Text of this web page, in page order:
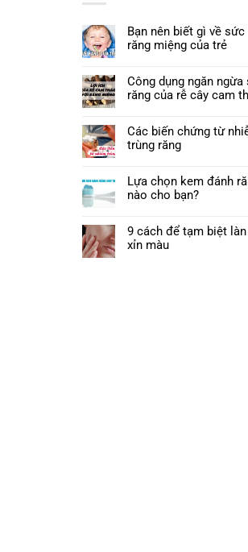
Bạn nên biết gì về
răng miệng của trẻ
Công dụng ngăn ngừa
răng của rễ cây cam
Các biến chứng từ
trùng răng
Lựa chọn kem đánh
nào cho bạn?
9 cách để tạm biệt
xỉn màu